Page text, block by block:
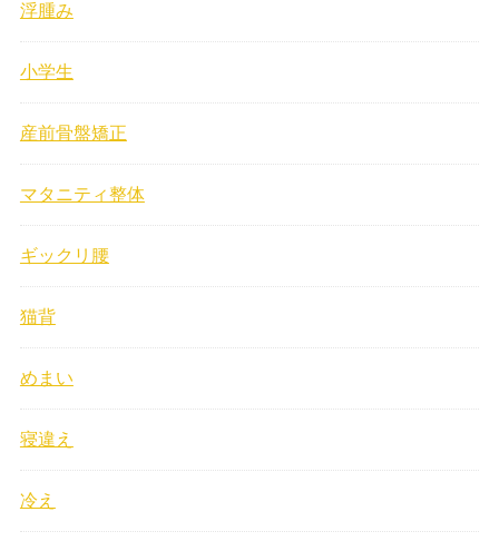
浮腫み
小学生
産前骨盤矯正
マタニティ整体
ギックリ腰
猫背
めまい
寝違え
冷え